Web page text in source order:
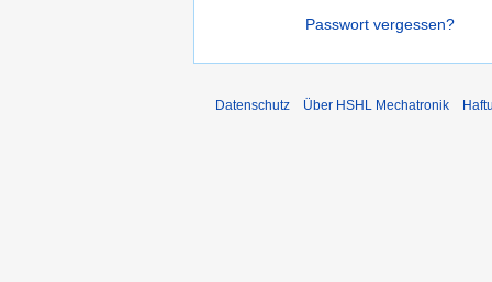
Passwort vergessen?
Datenschutz Über HSHL Mechatronik